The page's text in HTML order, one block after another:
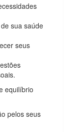
sua saúde
seus
equilíbrio
pelos seus